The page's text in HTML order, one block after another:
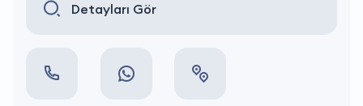
Detayları Gör